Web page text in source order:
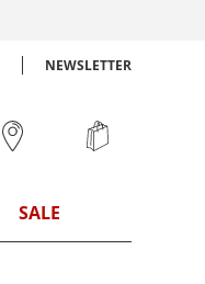
NEWSLETTER
SALE